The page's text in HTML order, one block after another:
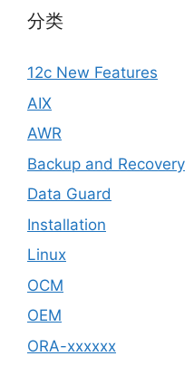
分类
12c New Features
AIX
AWR
Backup and Recovery
Data Guard
Installation
Linux
OCM
OEM
ORA-xxxxxx